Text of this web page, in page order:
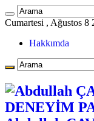
Cumartesi , Ağustos 8
Hakkımda